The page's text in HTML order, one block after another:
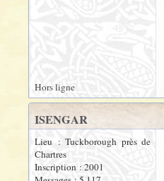
Hors ligne
ISENGAR
Lieu : Tuckborough près de
Chartres
Inscription : 2001